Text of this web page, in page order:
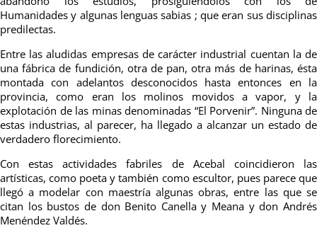
Humanidades y algunas lenguas sabias ; que eran sus disciplinas
predilectas.
Entre las aludidas empresas de carácter industrial cuentan la de
una fábrica de fundición, otra de pan, otra más de harinas, ésta
montada con adelantos desconocidos hasta entonces en la
provincia, como eran los molinos movidos a vapor, y la
explotación de las minas denominadas “El Porvenir”. Ninguna de
estas industrias, al parecer, ha llegado a alcanzar un estado de
verdadero florecimiento.
Con estas actividades fabriles de Acebal coincidieron las
artísticas, como poeta y también como escultor, pues parece que
llegó a modelar con maestría algunas obras, entre las que se
citan los bustos de don Benito Canella y Meana y don Andrés
Menéndez Valdés.